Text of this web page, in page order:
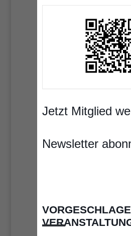
Jetzt Mitglied
Newsletter